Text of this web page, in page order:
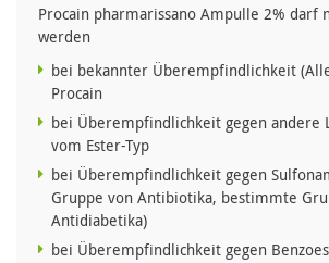
Procain pharmarissano Ampulle 2% darf
werden
bei bekannter Überempfindlichkeit
Procain
bei Überempfindlichkeit gegen andere
vom Ester-Typ
bei Überempfindlichkeit gegen
Gruppe von Antibiotika, bestimmte
Antidiabetika)
bei Überempfindlichkeit gegen